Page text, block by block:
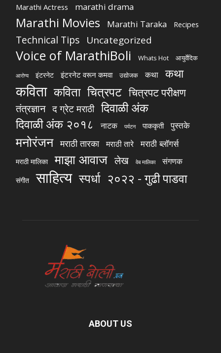
Marathi Actress marathi drama
Marathi Movies Marathi Taraka Recipes
Technical Tips Uncategorized
Voice of MarathiBoli Whats Hot आयुर्वेदिक
आरोग्य इंटरनेट इंटरनेट वरून कमवा उद्योजक कथा कथा
कविता कविता चित्रपट चित्रपट परीक्षण
तंत्रज्ञान द ग्रेट मराठी दिवाळी अंक
दिवाळी अंक २०१८
नाटक पर्यटन पाककृती पुस्तके
मनोरंजन मराठी तारका मराठी तारे मराठी ब्लॉगर्स
मराठी मालिका माझा आवाज लेख वेब मालिका संगणक
संगीत साहित्य स्पर्धा २०२२ - गुढी पाडवा
ABOUT US